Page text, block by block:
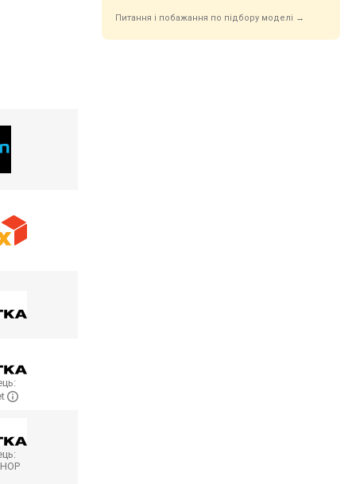
Питання і побажання по підбору моделі →